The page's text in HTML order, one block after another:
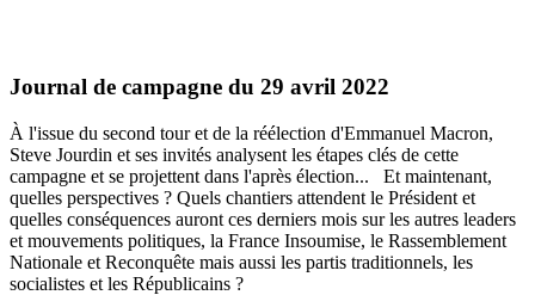
Journal de campagne du 29 avril 2022
À l'issue du second tour et de la réélection d'Emmanuel Macron,
Steve Jourdin et ses invités analysent les étapes clés de cette
campagne et se projettent dans l'après élection... Et maintenant,
quelles perspectives ? Quels chantiers attendent le Président et
quelles conséquences auront ces derniers mois sur les autres leaders
et mouvements politiques, la France Insoumise, le Rassemblement
Nationale et Reconquête mais aussi les partis traditionnels, les
socialistes et les Républicains ?